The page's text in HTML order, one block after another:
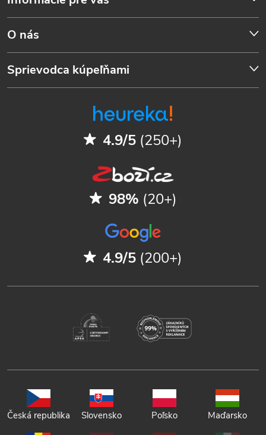
O nás
Sprievodca kúpeľňami
4.9/5 (250+)
98% (20+)
4.9/5 (200+)
Česká republika Slovensko Poľsko Maďarsko